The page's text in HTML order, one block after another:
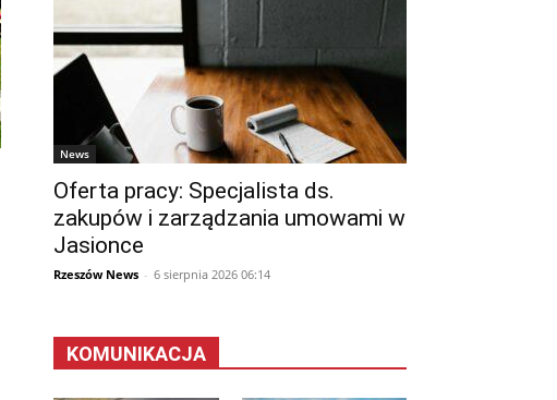
News
Oferta pracy: Specjalista ds.
zakupów i zarządzania umowami w
Jasionce
Rzeszów News - 6 sierpnia 2026 06:14
KOMUNIKACJA